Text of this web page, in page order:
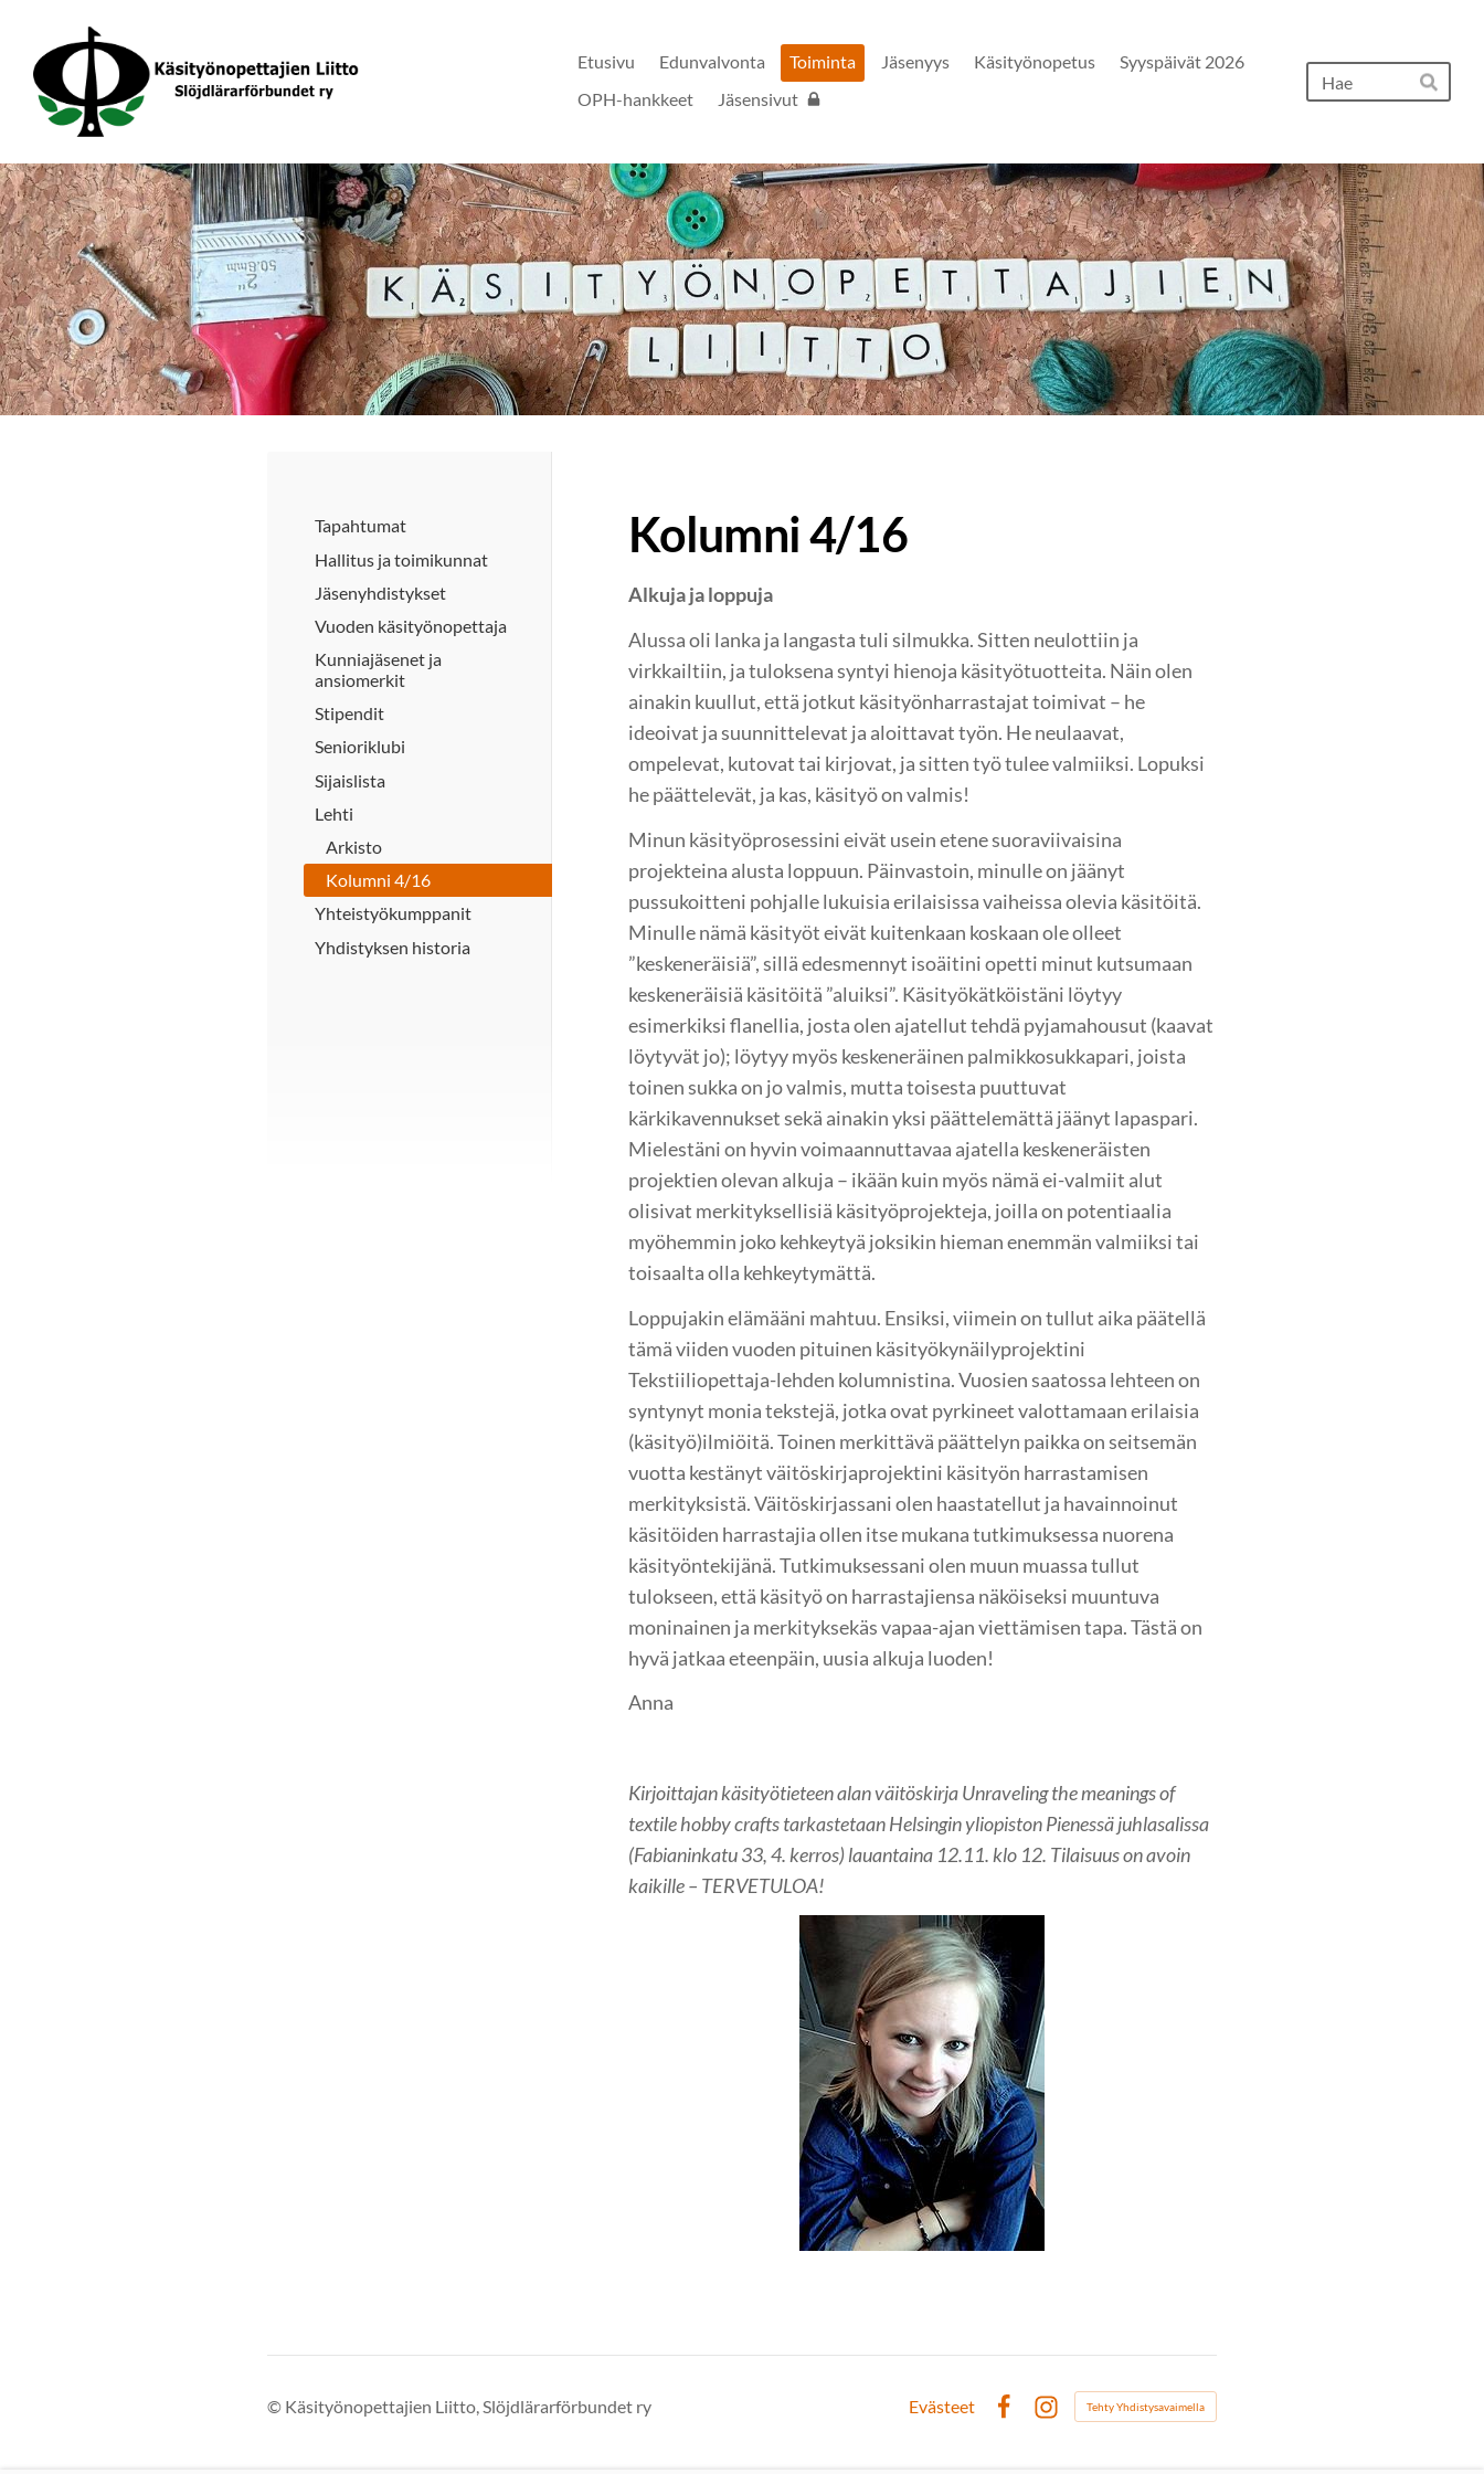
sivun
sisältöön
Käsityönopettajien Liitto
Etusivu Edunvalvonta Toiminta Jäsenyys Käsityönopetus
Syyspäivät 2026
OPH-hankkeet
Jäsensivut Hae
Tapahtumat
Hallitus ja toimikunnat
Jäsenyhdistykset
Vuoden käsityönopettaja
Kunniajäsenet ja
ansiomerkit
Stipendit
Senioriklubi
Sijaislista
Lehti
Arkisto
Kolumni 4/16
Yhteistyökumppanit
Yhdistyksen historia
Kolumni 4/16
Alkuja ja loppuja
Alussa oli lanka ja langasta tuli silmukka. Sitten neulottiin ja
virkkailtiin, ja tuloksena syntyi hienoja käsityötuotteita. Näin olen
ainakin kuullut, että jotkut käsityönharrastajat toimivat – he
ideoivat ja suunnittelevat ja aloittavat työn. He neulaavat,
ompelevat, kutovat tai kirjovat, ja sitten työ tulee valmiiksi. Lopuksi
he päättelevät, ja kas, käsityö on valmis!
Minun käsityöprosessini eivät usein etene suoraviivaisina
projekteina alusta loppuun. Päinvastoin, minulle on jäänyt
pussukoitteni pohjalle lukuisia erilaisissa vaiheissa olevia käsitöitä.
Minulle nämä käsityöt eivät kuitenkaan koskaan ole olleet
”keskeneräisiä”, sillä edesmennyt isoäitini opetti minut kutsumaan
keskeneräisiä käsitöitä ”aluiksi”. Käsityökätköistäni löytyy
esimerkiksi flanellia, josta olen ajatellut tehdä pyjamahousut (kaavat
löytyvät jo); löytyy myös keskeneräinen palmikkosukkapari, joista
toinen sukka on jo valmis, mutta toisesta puuttuvat
kärkikavennukset sekä ainakin yksi päättelemättä jäänyt lapaspari.
Mielestäni on hyvin voimaannuttavaa ajatella keskeneräisten
projektien olevan alkuja – ikään kuin myös nämä ei-valmiit alut
olisivat merkityksellisiä käsityöprojekteja, joilla on potentiaalia
myöhemmin joko kehkeytyä joksikin hieman enemmän valmiiksi tai
toisaalta olla kehkeytymättä.
Loppujakin elämääni mahtuu. Ensiksi, viimein on tullut aika päätellä
tämä viiden vuoden pituinen käsityökynäilyprojektini
Tekstiiliopettaja-lehden kolumnistina. Vuosien saatossa lehteen on
syntynyt monia tekstejä, jotka ovat pyrkineet valottamaan erilaisia
(käsityö)ilmiöitä. Toinen merkittävä päättelyn paikka on seitsemän
vuotta kestänyt väitöskirjaprojektini käsityön harrastamisen
merkityksistä. Väitöskirjassani olen haastatellut ja havainnoinut
käsitöiden harrastajia ollen itse mukana tutkimuksessa nuorena
käsityöntekijänä. Tutkimuksessani olen muun muassa tullut
tulokseen, että käsityö on harrastajiensa näköiseksi muuntuva
moninainen ja merkityksekäs vapaa-ajan viettämisen tapa. Tästä on
hyvä jatkaa eteenpäin, uusia alkuja luoden!
Anna
Kirjoittajan käsityötieteen alan väitöskirja Unraveling the meanings of
textile hobby crafts tarkastetaan Helsingin yliopiston Pienessä juhlasalissa
(Fabianinkatu 33, 4. kerros) lauantaina 12.11. klo 12. Tilaisuus on avoin
kaikille – TERVETULOA!
© Käsityönopettajien Liitto, Slöjdlärarförbundet ry
Evästeet
Instagram
Tehty Yhdistysavaimella